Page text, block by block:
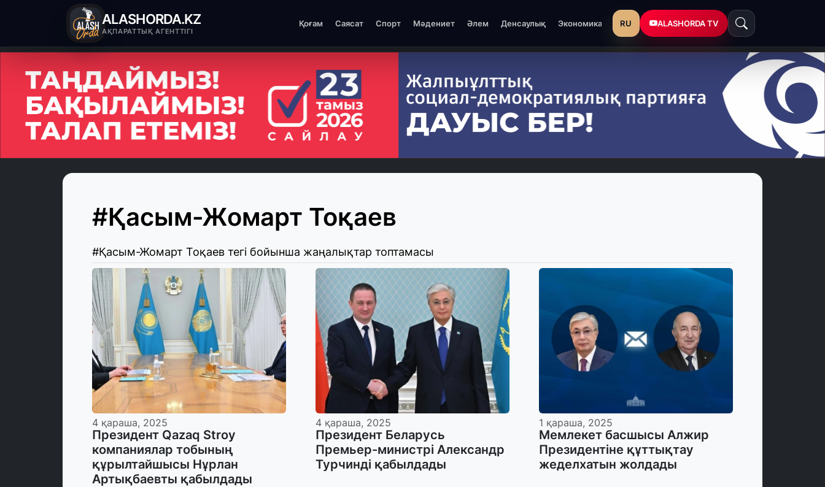
ALASHORDA.KZ
АҚПАРАТТЫҚ АГЕНТТІГІ
Қоғам Саясат Спорт Мәдениет Әлем Денсаулық Экономика RU ALASHORDA TV
#Қасым-Жомарт Тоқаев
#Қасым-Жомарт Тоқаев тегі бойынша жаңалықтар топтамасы
4 қараша, 2025
Президент Qazaq Stroy
компаниялар тобының
құрылтайшысы Нұрлан
Артықбаевты қабылдады
4 қараша, 2025
Президент Беларусь
Премьер-министрі Александр
Турчинді қабылдады
1 қараша, 2025
Мемлекет басшысы Алжир
Президентіне құттықтау
жеделхатын жолдады